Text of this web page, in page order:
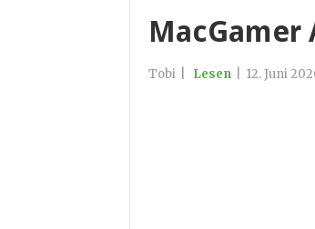
MacGamer
Tobi Lesen 12. Juni